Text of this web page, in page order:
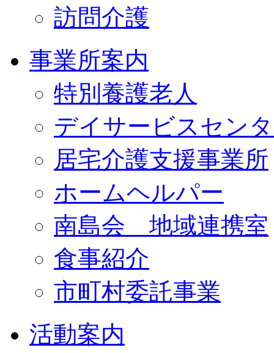
訪問介護
事業所案内
特別養護老人
デイサービスセン
居宅介護支援事業所
ホームヘルパー
南島会 地域連携室
食事紹介
市町村委託事業
活動案内